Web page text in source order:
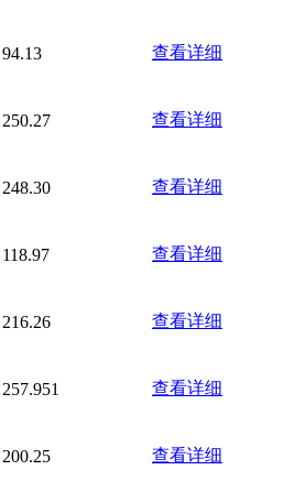
94.13 查看详细
250.27 查看详细
248.30 查看详细
118.97 查看详细
216.26 查看详细
257.951 查看详细
200.25 查看详细